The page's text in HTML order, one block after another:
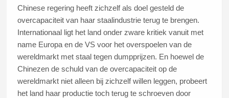
Chinese regering heeft zichzelf als doel gesteld de
overcapaciteit van haar staalindustrie terug te brengen.
Internationaal ligt het land onder zware kritiek vanuit met
name Europa en de VS voor het overspoelen van de
wereldmarkt met staal tegen dumpprijzen. En hoewel de
Chinezen de schuld van de overcapaciteit op de
wereldmarkt niet alleen bij zichzelf willen leggen, probeert
het land haar productie toch terug te schroeven door